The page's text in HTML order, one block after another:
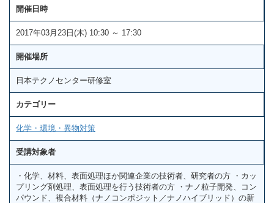
開催日時
2017年03月23日(木) 10:30 ～ 17:30
開催場所
日本テクノセンター研修室
カテゴリー
化学・環境・異物対策
受講対象者
・化学、材料、表面処理ほか関連企業の技術者、研究者の方 ・カッ
プリング剤処理、表面処理を行う技術者の方 ・ナノ粒子開発、コン
パウンド、複合材料（ナノコンポジット／ナノハイブリッド）の新